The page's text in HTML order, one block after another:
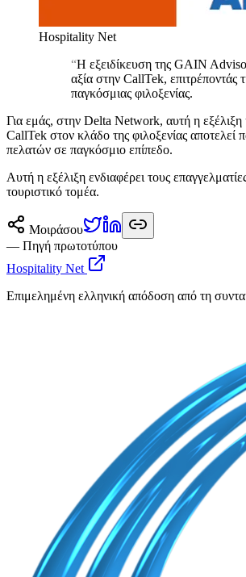
Hospitality Net
“Η εξειδίκευση της GAIN
αξία στην CallTek, επιτρέποντάς
παγκόσμιας φιλοξενίας.
Για εμάς, στην Delta Network, αυτή η εξέλιξη
CallTek στον κλάδο της φιλοξενίας αποτελεί
πελατών σε παγκόσμιο επίπεδο.
Αυτή η εξέλιξη ενδιαφέρει τους
τουριστικό τομέα.
Μοιράσου
— Πηγή πρωτοτύπου
Hospitality Net
Επιμελημένη ελληνική απόδοση από τη